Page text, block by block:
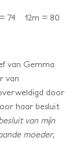
12m = 80
van Gemma
van
door
haar besluit
van mijn
moeder,